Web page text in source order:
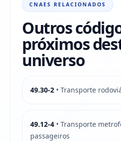
CNAES RELACIONADOS
Outros
próximos
universo
49.30-2 • Transporte
49.12-4 • Transporte
passageiros